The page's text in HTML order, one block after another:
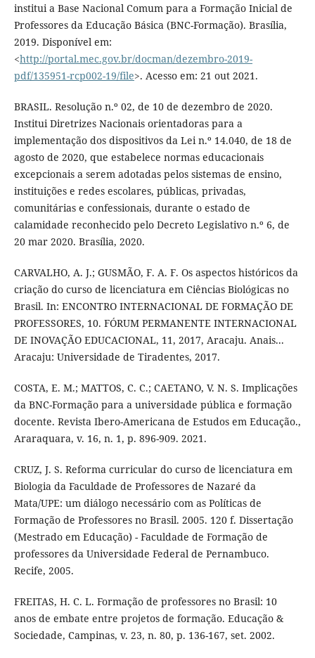
institui a Base Nacional Comum para a Formação Inicial de
Professores da Educação Básica (BNC-Formação). Brasília,
2019. Disponível em:
<http://portal.mec.gov.br/docman/dezembro-2019-
pdf/135951-rcp002-19/file>. Acesso em: 21 out 2021.
BRASIL. Resolução n.º 02, de 10 de dezembro de 2020.
Institui Diretrizes Nacionais orientadoras para a
implementação dos dispositivos da Lei n.º 14.040, de 18 de
agosto de 2020, que estabelece normas educacionais
excepcionais a serem adotadas pelos sistemas de ensino,
instituições e redes escolares, públicas, privadas,
comunitárias e confessionais, durante o estado de
calamidade reconhecido pelo Decreto Legislativo n.º 6, de
20 mar 2020. Brasília, 2020.
CARVALHO, A. J.; GUSMÃO, F. A. F. Os aspectos históricos da
criação do curso de licenciatura em Ciências Biológicas no
Brasil. In: ENCONTRO INTERNACIONAL DE FORMAÇÃO DE
PROFESSORES, 10. FÓRUM PERMANENTE INTERNACIONAL
DE INOVAÇÃO EDUCACIONAL, 11, 2017, Aracaju. Anais...
Aracaju: Universidade de Tiradentes, 2017.
COSTA, E. M.; MATTOS, C. C.; CAETANO, V. N. S. Implicações
da BNC-Formação para a universidade pública e formação
docente. Revista Ibero-Americana de Estudos em Educação.,
Araraquara, v. 16, n. 1, p. 896-909. 2021.
CRUZ, J. S. Reforma curricular do curso de licenciatura em
Biologia da Faculdade de Professores de Nazaré da
Mata/UPE: um diálogo necessário com as Políticas de
Formação de Professores no Brasil. 2005. 120 f. Dissertação
(Mestrado em Educação) - Faculdade de Formação de
professores da Universidade Federal de Pernambuco.
Recife, 2005.
FREITAS, H. C. L. Formação de professores no Brasil: 10
anos de embate entre projetos de formação. Educação &
Sociedade, Campinas, v. 23, n. 80, p. 136-167, set. 2002.